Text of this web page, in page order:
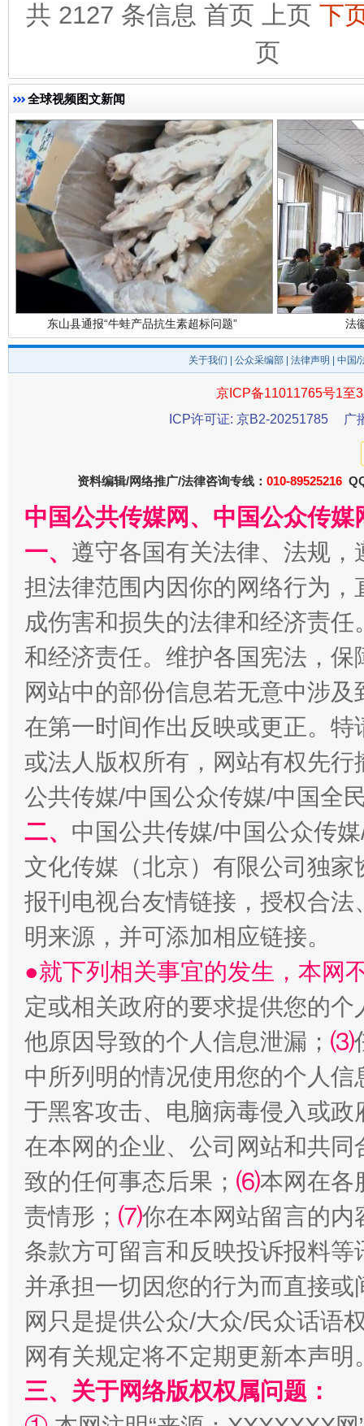
共 2127 条信息 首页 上页 下
页
全球视频图文新闻
完善运行机制助力责任有效落实
东山县通报“牛蛙产品抗生素超标问题” 法
千年窑火 生生不息 一
揭开“小金库”的免责幌子
受贿1.44亿！段成刚被判无期
全民健身五年计划来了！等你上场
阿坝州三大球赛在茂县开幕
关于我们 公众采编部 法律声明 | 中国
京ICP备11011765号1至
ICP许可证: 京B2-20251785
广
资料编辑/网络推广/法律咨询专线： 010-89525216
中国公共传媒网、中国公众传
一、 遵守各国有关法律、法规
担法律范围内因你的网络行为
成伤害和损失的法律和经济责
和经济责任。维护各国宪法，
网站中的部份信息若无意中涉
在第一时间作出反映或更正。
或法人版权所有，网站有权先
公共传媒/中国公众传媒/中国全
二、 中国公共传媒/中国公众传
文化传媒（北京）有限公司独
报刊电视台友情链接，授权合
明来源，并可添加相应链接。
●就下列相关事宜的发生，本网
定或相关政府的要求提供您的个
他原因导致的个人信息泄漏； ⑶
中所列明的情况使用您的个人
于黑客攻击、电脑病毒侵入或
在本网的企业、公司网站和共
致的任何事态后果； ⑹本网在各
责情形； ⑺你在本网站留言的内
条款方可留言和反映投诉报料
并承担一切因您的行为而直接
网只是提供公众/大众/民众话语
网有关规定将不定期更新本声明
三、关于网络版权权属问题：